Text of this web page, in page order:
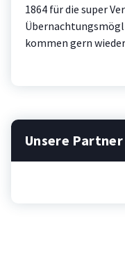
1864 für die super
kommen gern
Unsere Partner